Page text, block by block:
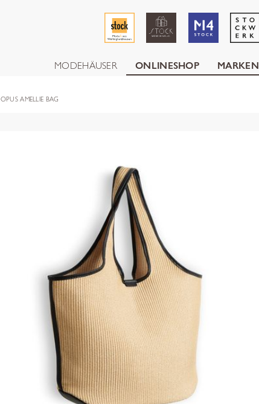
MODEHÄUSER ONLINESHOP MARKEN
OPUS AMELLIE BAG